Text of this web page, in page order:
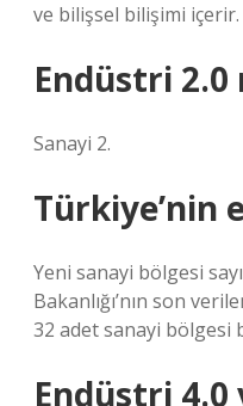
ve bilişsel bilişimi
Endüstri 2.0
Sanayi 2.
Türkiye’nin
Yeni sanayi bölgesi
Bakanlığı’nın son
32 adet sanayi bölgesi
Endüstri 4.0